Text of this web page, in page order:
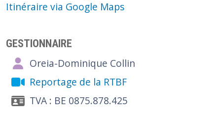
Itinéraire via Google Maps
GESTIONNAIRE
Oreia-Dominique Collin
Reportage de la RTBF
TVA : BE 0875.878.425